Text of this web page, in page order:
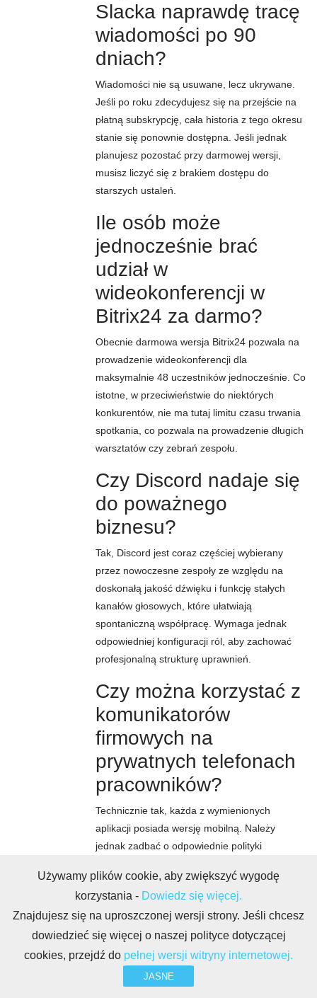
Slacka naprawdę tracę
wiadomości po 90
dniach?
Wiadomości nie są usuwane, lecz ukrywane.
Jeśli po roku zdecydujesz się na przejście na
płatną subskrypcję, cała historia z tego okresu
stanie się ponownie dostępna. Jeśli jednak
planujesz pozostać przy darmowej wersji,
musisz liczyć się z brakiem dostępu do
starszych ustaleń.
Ile osób może
jednocześnie brać
udział w
wideokonferencji w
Bitrix24 za darmo?
Obecnie darmowa wersja Bitrix24 pozwala na
prowadzenie wideokonferencji dla
maksymalnie 48 uczestników jednocześnie. Co
istotne, w przeciwieństwie do niektórych
konkurentów, nie ma tutaj limitu czasu trwania
spotkania, co pozwala na prowadzenie długich
warsztatów czy zebrań zespołu.
Czy Discord nadaje się
do poważnego
biznesu?
Tak, Discord jest coraz częściej wybierany
przez nowoczesne zespoły ze względu na
doskonałą jakość dźwięku i funkcję stałych
kanałów głosowych, które ułatwiają
spontaniczną współpracę. Wymaga jednak
odpowiedniej konfiguracji ról, aby zachować
profesjonalną strukturę uprawnień.
Czy można korzystać z
komunikatorów
firmowych na
prywatnych telefonach
pracowników?
Technicznie tak, każda z wymienionych
aplikacji posiada wersję mobilną. Należy
jednak zadbać o odpowiednie polityki
konta po zakończeniu współpracy z
pracownikiem) oraz przestrzeganie prawa do
odpoczynku po godzinach pracy, co można
skonfigurować za pomocą funkcji „nie
przeszkadzać”.
Jakie są koszty ukryte
Używamy plików cookie, aby zwiększyć wygodę
korzystania - Dowiedz się więcej.
Znajdujesz się na uproszczonej wersji strony. Jeśli chcesz
dowiedzieć się więcej o naszej polityce dotyczącej
cookies, przejdź do pełnej wersji witryny internetowej.
JASNE